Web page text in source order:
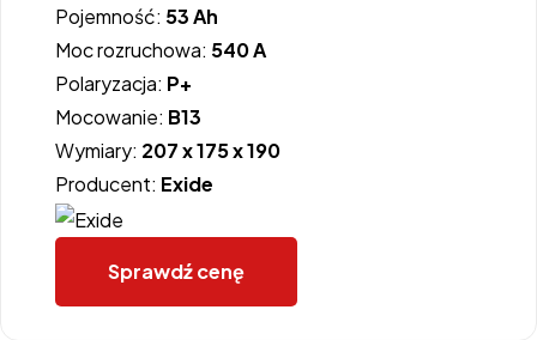
Pojemność: 53 Ah
Moc rozruchowa: 540 A
Polaryzacja: P+
Mocowanie: B13
Wymiary: 207 x 175 x 190
Producent: Exide
Sprawdź cenę